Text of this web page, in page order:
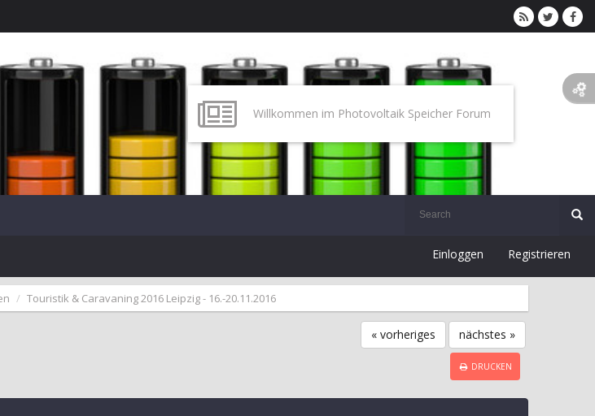
Willkommen im Photovoltaik Speicher Forum
Einloggen Registrieren
Touristik & Caravaning 2016 Leipzig - 16.-20.11.2016
« vorheriges nächstes »
DRUCKEN